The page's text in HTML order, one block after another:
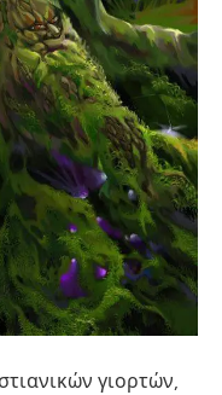
γιορτών,